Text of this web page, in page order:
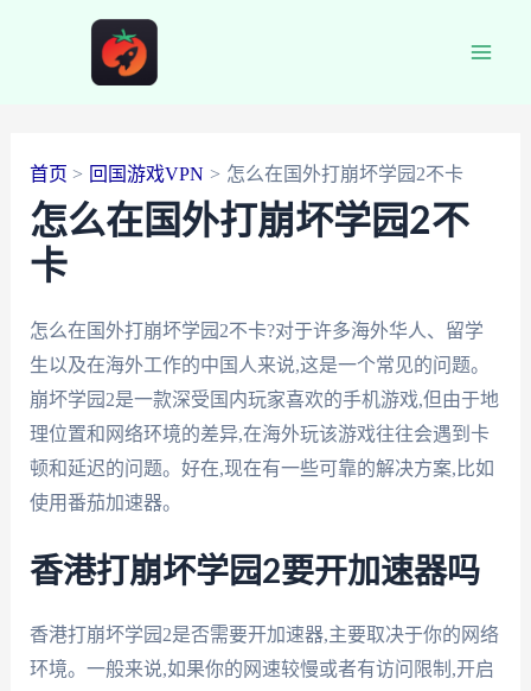
首页 回国游戏VPN 怎么在国外打崩坏学园2不卡
怎么在国外打崩坏学园2不
卡
怎么在国外打崩坏学园2不卡?对于许多海外华人、留学
生以及在海外工作的中国人来说,这是一个常见的问题。
崩坏学园2是一款深受国内玩家喜欢的手机游戏,但由于地
理位置和网络环境的差异,在海外玩该游戏往往会遇到卡
顿和延迟的问题。好在,现在有一些可靠的解决方案,比如
使用番茄加速器。
香港打崩坏学园2要开加速器吗
香港打崩坏学园2是否需要开加速器,主要取决于你的网络
环境。一般来说,如果你的网速较慢或者有访问限制,开启